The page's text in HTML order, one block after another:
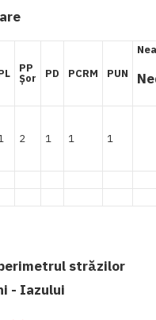
PP
Șor PD PCRM PUN
2 1 1 1
străzilor
- Iazului